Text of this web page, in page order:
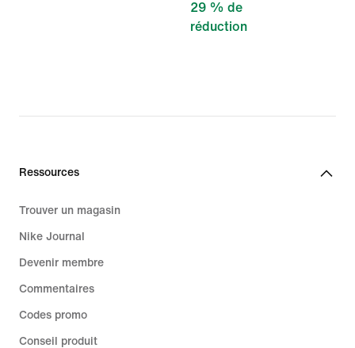
29 % de
réduction
Ressources
Trouver un magasin
Nike Journal
Devenir membre
Commentaires
Codes promo
Conseil produit